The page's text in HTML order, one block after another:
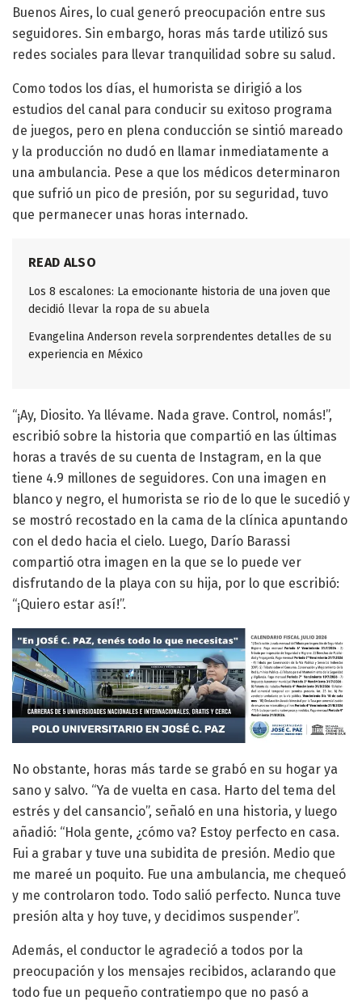
Buenos Aires, lo cual generó preocupación entre sus
seguidores. Sin embargo, horas más tarde utilizó sus
redes sociales para llevar tranquilidad sobre su salud.
Como todos los días, el humorista se dirigió a los
estudios del canal para conducir su exitoso programa
de juegos, pero en plena conducción se sintió mareado
y la producción no dudó en llamar inmediatamente a
una ambulancia. Pese a que los médicos determinaron
que sufrió un pico de presión, por su seguridad, tuvo
que permanecer unas horas internado.
READ ALSO
Los 8 escalones: La emocionante historia de una joven que
decidió llevar la ropa de su abuela
Evangelina Anderson revela sorprendentes detalles de su
experiencia en México
“¡Ay, Diosito. Ya llévame. Nada grave. Control, nomás!”,
escribió sobre la historia que compartió en las últimas
horas a través de su cuenta de Instagram, en la que
tiene 4.9 millones de seguidores. Con una imagen en
blanco y negro, el humorista se rio de lo que le sucedió y
se mostró recostado en la cama de la clínica apuntando
con el dedo hacia el cielo. Luego, Darío Barassi
compartió otra imagen en la que se lo puede ver
disfrutando de la playa con su hija, por lo que escribió:
“¡Quiero estar así!”.
No obstante, horas más tarde se grabó en su hogar ya
sano y salvo. “Ya de vuelta en casa. Harto del tema del
estrés y del cansancio”, señaló en una historia, y luego
añadió: “Hola gente, ¿cómo va? Estoy perfecto en casa.
Fui a grabar y tuve una subidita de presión. Medio que
me mareé un poquito. Fue una ambulancia, me chequeó
y me controlaron todo. Todo salió perfecto. Nunca tuve
presión alta y hoy tuve, y decidimos suspender”.
Además, el conductor le agradeció a todos por la
preocupación y los mensajes recibidos, aclarando que
todo fue un pequeño contratiempo que no pasó a